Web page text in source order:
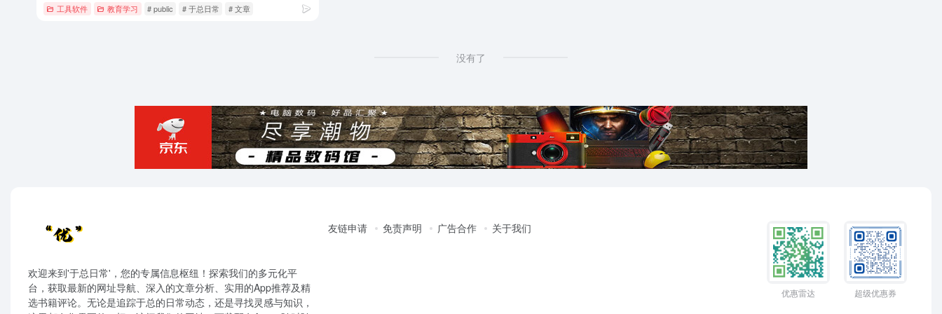
工具软件 教育学习 # public # 于总日常 # 文章
没有了
欢迎来到'于总日常'，您的专属信息枢纽！探索我们的多元化平
台，获取最新的网址导航、深入的文章分析、实用的App推荐及精
选书籍评论。无论是追踪于总的日常动态，还是寻找灵感与知识，
友链申请 免责声明 广告合作 关于我们
优惠雷达 超级优惠券